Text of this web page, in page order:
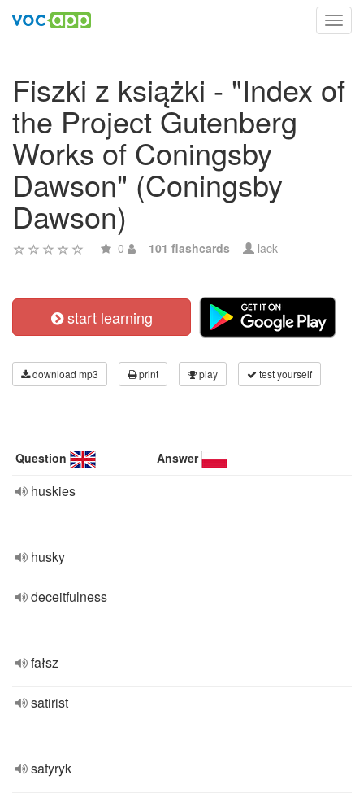
Fiszki z książki - "Index of
the Project Gutenberg
Works of Coningsby
Dawson" (Coningsby
Dawson)
0 101 flashcards lack
start learning
download mp3 print play test yourself
Question Answer
huskies
husky
deceitfulness
fałsz
satirist
satyryk